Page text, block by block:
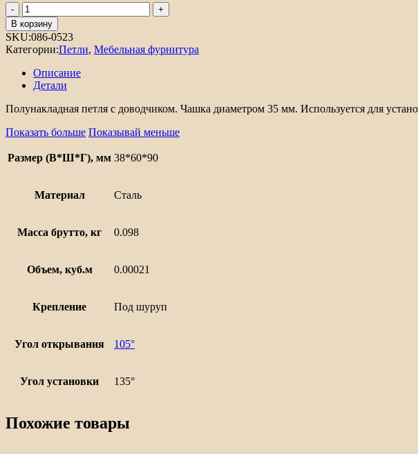
Количество
товара
Петля
Clip-
on
полунакладная
D35
135°
(с
планкой,
откр.
В корзину
SKU:086-0523
Категории:Петли, Мебельная фурнитура
Описание
Детали
Полунакладная петля с доводчиком. Чашка диаметром 35 мм. Используется для
Показать больше Показывай меньше
Размер (В*Ш*Г), мм 38*60*90
Материал Сталь
Масса брутто, кг 0.098
Объем, куб.м 0.00021
Крепление Под шуруп
Угол открывания 105°
Угол установки 135°
Похожие товары